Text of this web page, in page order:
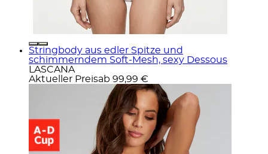
Stringbody aus edler Spitze und
schimmerndem Soft-Mesh, sexy Dessous
LASCANA
Aktueller Preisab 99,99 €